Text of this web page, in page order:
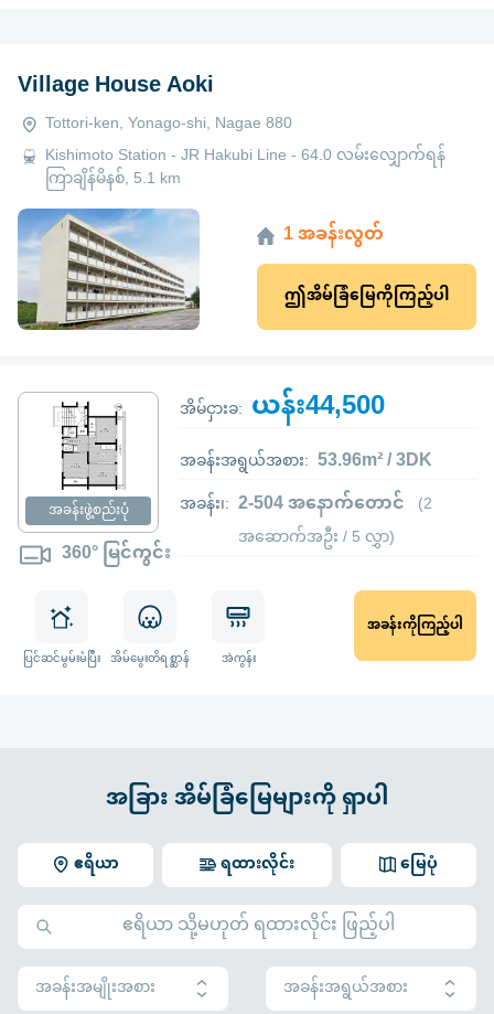
Village House Aoki
Tottori-ken, Yonago-shi, Nagae 880
Kishimoto Station - JR Hakubi Line - 64.0 လမ်းလျှောက်ရန်
ကြာချိန်မိနစ်, 5.1 km
1 အခန်းလွတ်
ဤအိမ်ခြံမြေကိုကြည့်ပါ
အခန်းဖွဲ့စည်းပုံ
360° မြင်ကွင်း
အိမ်ငှားခ: ယန်း44,500
အခန်းအရွယ်အစား: 53.96m² / 3DK
အခန်း၊: 2-504 အနောက်တောင် (2
အဆောက်အဦး / 5 လွှာ)
ပြင်ဆင်မွမ်းမံပြီး အိမ်မွေးတိရစ္ဆာန် အဲကွန်း
အခန်းကိုကြည့်ပါ
အခြား အိမ်ခြံမြေများကို ရှာပါ
ဧရိယာ မြေပုံ
ရထားလိုင်း
အခန်းအမျိုးအစား
အခန်းအရွယ်အစား